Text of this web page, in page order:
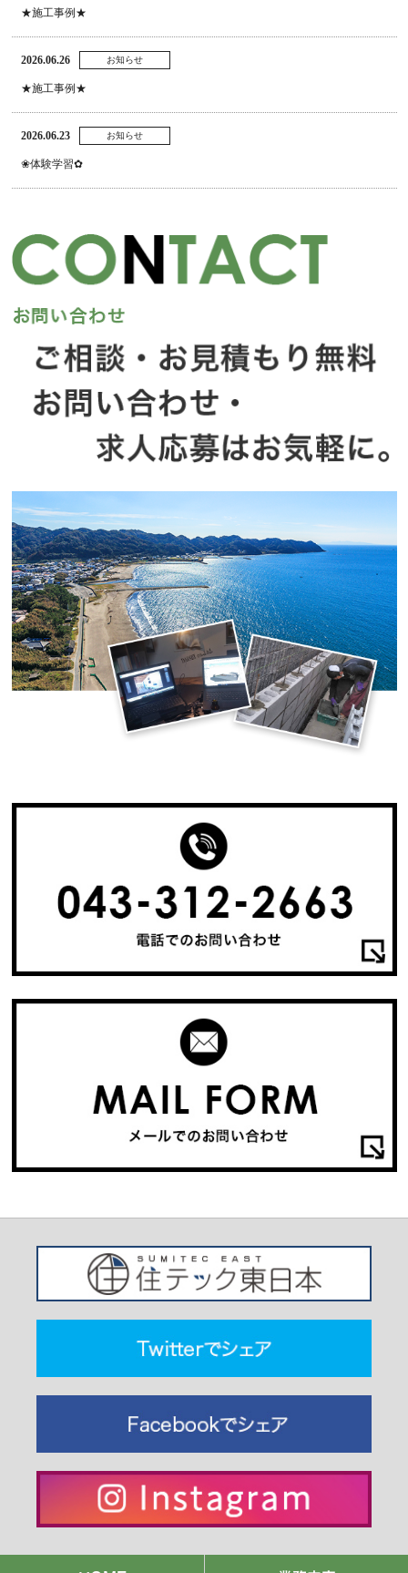
★施工事例★
2026.06.26 お知らせ
★施工事例★
2026.06.23 お知らせ
❀体験学習✿